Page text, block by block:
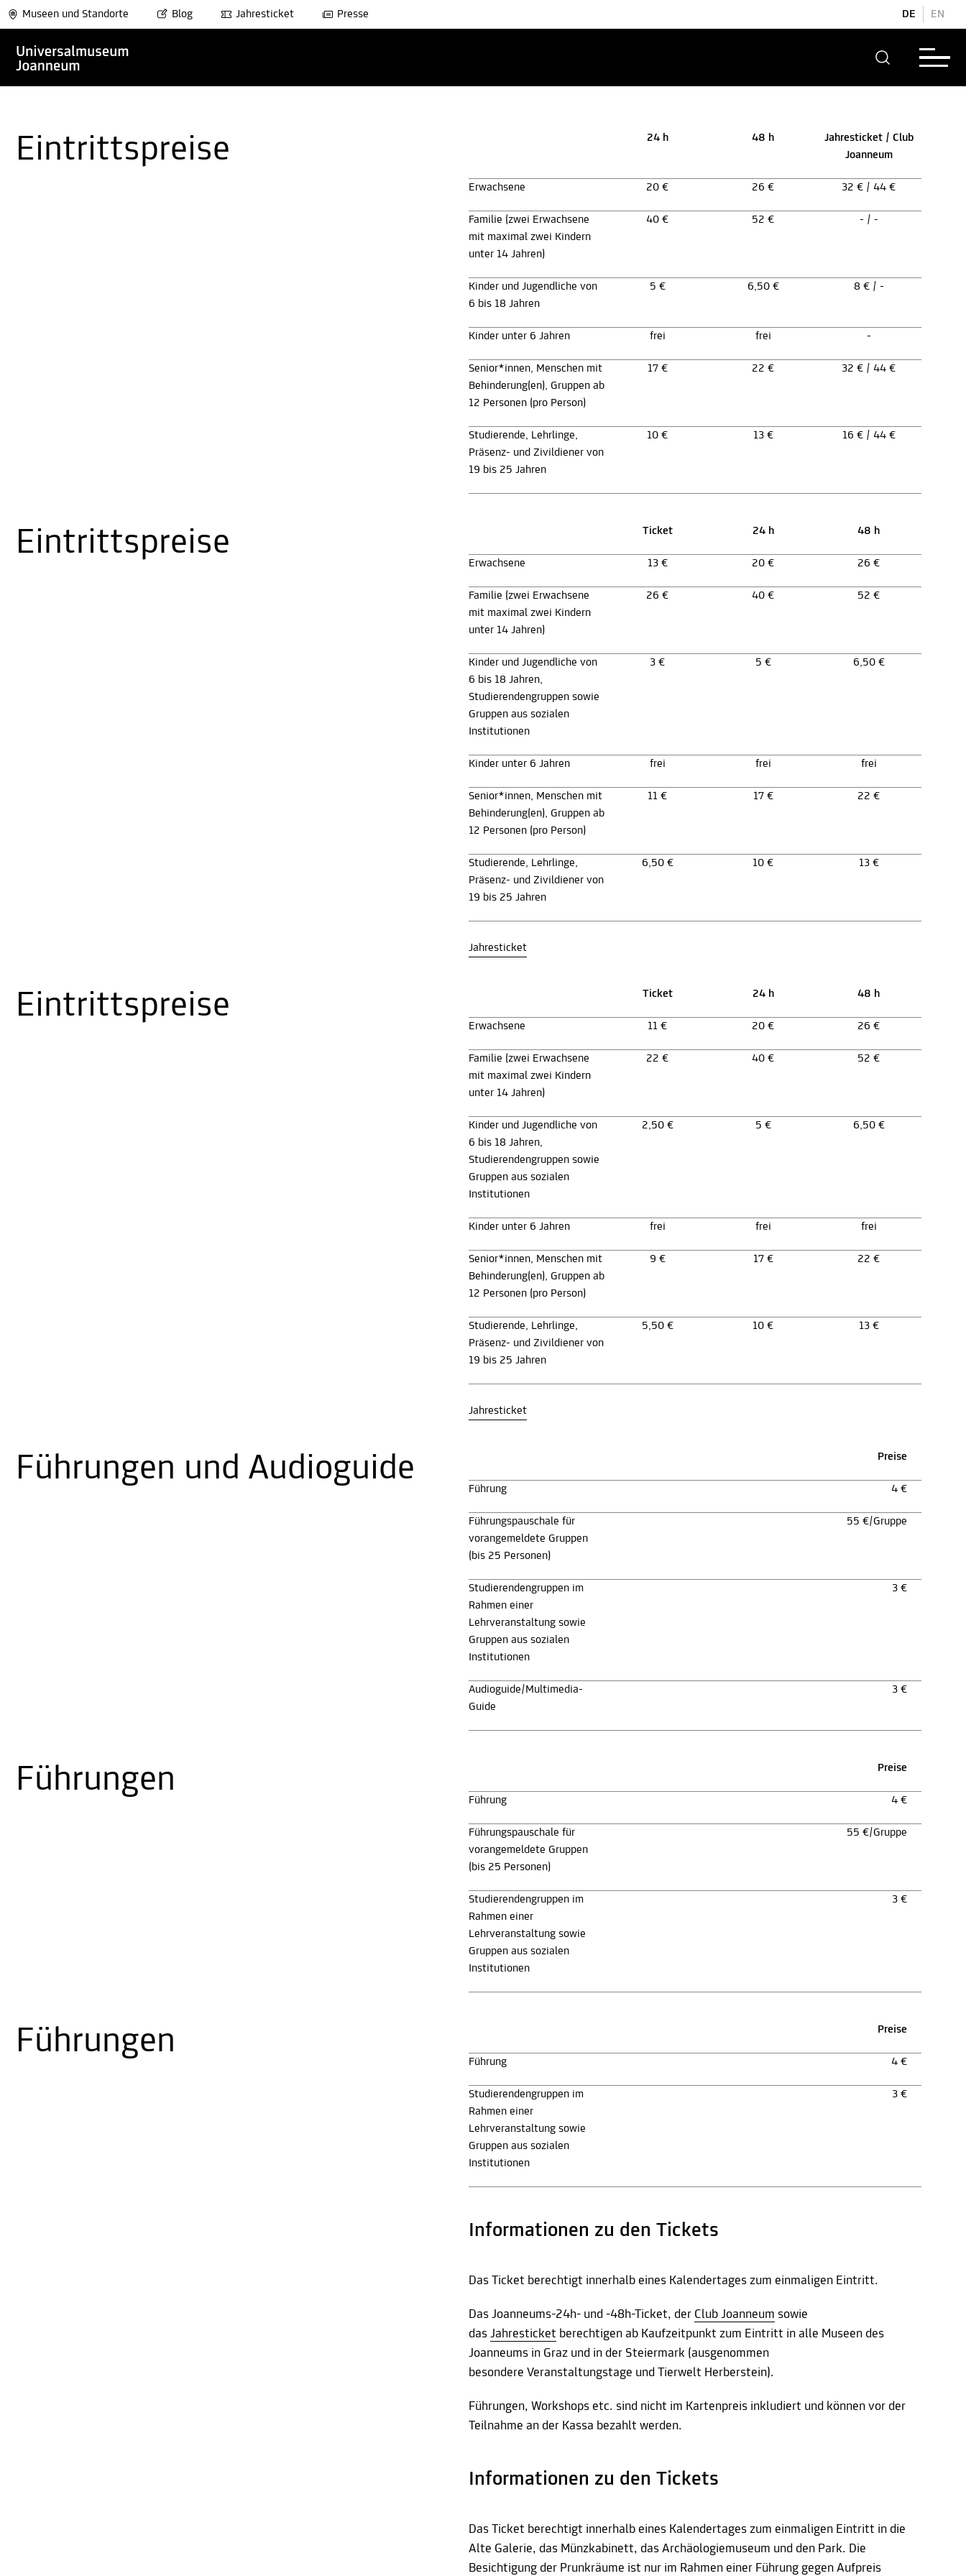
Museen und Standorte Blog Jahresticket Presse DE EN
Eintrittspreise 24 h 48 h
Jahresticket / Club
Joanneum
Erwachsene 20 € 26 € 32 € / 44 €
Familie (zwei Erwachsene
mit maximal zwei Kindern
unter 14 Jahren)
40 € 52 € - / -
Kinder und Jugendliche von
6 bis 18 Jahren
5 € 6,50 € 8 € / -
Kinder unter 6 Jahren frei frei -
Senior*innen, Menschen mit
Behinderung(en), Gruppen ab
12 Personen (pro Person)
17 € 22 € 32 € / 44 €
Studierende, Lehrlinge,
Präsenz- und Zivildiener von
19 bis 25 Jahren
10 € 13 € 16 € / 44 €
Eintrittspreise Ticket 24 h 48 h
Erwachsene 13 € 20 € 26 €
Familie (zwei Erwachsene
mit maximal zwei Kindern
unter 14 Jahren)
26 € 40 € 52 €
Kinder und Jugendliche von
6 bis 18 Jahren,
Studierendengruppen sowie
Gruppen aus sozialen
Institutionen
3 € 5 € 6,50 €
Kinder unter 6 Jahren frei frei frei
Senior*innen, Menschen mit
Behinderung(en), Gruppen ab
12 Personen (pro Person)
11 € 17 € 22 €
Studierende, Lehrlinge,
Präsenz- und Zivildiener von
19 bis 25 Jahren
6,50 € 10 € 13 €
Jahresticket
Eintrittspreise Ticket 24 h 48 h
Erwachsene 11 € 20 € 26 €
Familie (zwei Erwachsene
mit maximal zwei Kindern
unter 14 Jahren)
22 € 40 € 52 €
Kinder und Jugendliche von
6 bis 18 Jahren,
Studierendengruppen sowie
Gruppen aus sozialen
Institutionen
2,50 € 5 € 6,50 €
Kinder unter 6 Jahren frei frei frei
Senior*innen, Menschen mit
Behinderung(en), Gruppen ab
12 Personen (pro Person)
9 € 17 € 22 €
Studierende, Lehrlinge,
Präsenz- und Zivildiener von
19 bis 25 Jahren
5,50 € 10 € 13 €
Jahresticket
Führungen und Audioguide Preise
Führung 4 €
Führungspauschale für
vorangemeldete Gruppen
(bis 25 Personen)
55 €/Gruppe
Studierendengruppen im
Rahmen einer
Lehrveranstaltung sowie
Gruppen aus sozialen
Institutionen
3 €
Audioguide/Multimedia-
Guide
3 €
Führungen Preise
Führung 4 €
Führungspauschale für
vorangemeldete Gruppen
(bis 25 Personen)
55 €/Gruppe
Studierendengruppen im
Rahmen einer
Lehrveranstaltung sowie
Gruppen aus sozialen
Institutionen
3 €
Führungen Preise
Führung 4 €
Studierendengruppen im
Rahmen einer
Lehrveranstaltung sowie
Gruppen aus sozialen
Institutionen
3 €
Informationen zu den Tickets
Das Ticket berechtigt innerhalb eines Kalendertages zum einmaligen Eintritt.
Das Joanneums-24h- und -48h-Ticket, der Club Joanneum sowie
das Jahresticket berechtigen ab Kaufzeitpunkt zum Eintritt in alle Museen des
Joanneums in Graz und in der Steiermark (ausgenommen
besondere Veranstaltungstage und Tierwelt Herberstein).
Führungen, Workshops etc. sind nicht im Kartenpreis inkludiert und können vor der
Teilnahme an der Kassa bezahlt werden.
Informationen zu den Tickets
Das Ticket berechtigt innerhalb eines Kalendertages zum einmaligen Eintritt in die
Alte Galerie, das Münzkabinett, das Archäologiemuseum und den Park. Die
Besichtigung der Prunkräume ist nur im Rahmen einer Führung gegen Aufpreis